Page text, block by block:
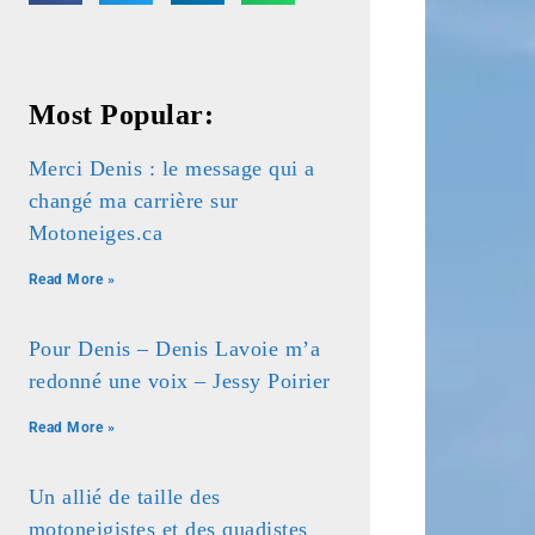
Most Popular:
Merci Denis : le message qui a
changé ma carrière sur
Motoneiges.ca
Read More »
Pour Denis – Denis Lavoie m’a
redonné une voix – Jessy Poirier
Read More »
Un allié de taille des
motoneigistes et des quadistes